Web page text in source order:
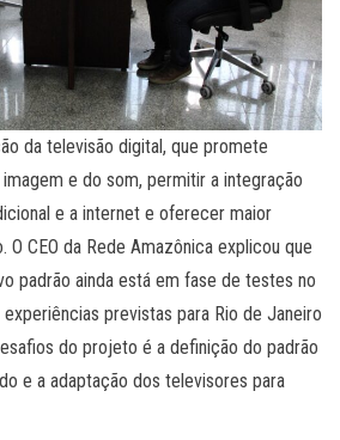
da televisão digital, que promete
e do som, permitir a integração
e a internet e oferecer maior
O CEO da Rede Amazônica explicou que
padrão ainda está em fase de testes no
previstas para Rio de Janeiro
do projeto é a definição do padrão
e a adaptação dos televisores para